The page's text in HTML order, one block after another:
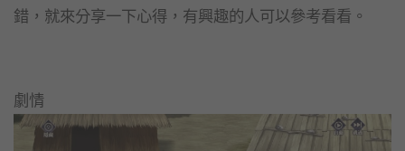
錯，就來分享一下心得，有興趣的人可以參考看看。
劇情